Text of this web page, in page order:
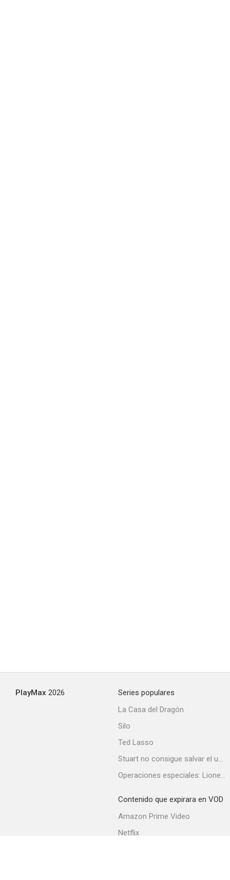
PlayMax 2026
Series populares
La Casa del Dragón
Silo
Ted Lasso
Stuart no consigue salvar el universo
Operaciones especiales: Lioness
Contenido que expirara en VOD
Amazon Prime Video
Netflix